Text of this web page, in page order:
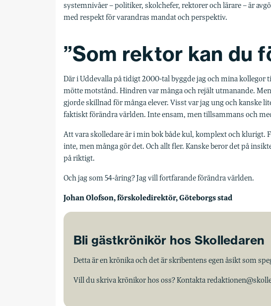
systemnivåer – politiker, skolchefer, rektorer och lärare – är
med respekt för varandras mandat och perspektiv.
”Som rektor kan du
Där i Uddevalla på tidigt 2000-tal byggde jag och mina
mötte motstånd. Hindren var många och rejält utmanande.
gjorde skillnad för många elever. Visst var jag ung och kanske
faktiskt förändra världen. Inte ensam, men tillsammans och
Att vara skolledare är i min bok både kul, komplext och klurigt.
inte, men många gör det. Och allt fler. Kanske beror det på
på riktigt.
Och jag som 54-åring? Jag vill fortfarande förändra världen.
Johan Olofson, förskoledirektör, Göteborgs stad
Bli gästkrönikör hos Skolledaren
Detta är en krönika och det är skribentens egen åsikt som
Vill du skriva krönikor hos oss? Kontakta